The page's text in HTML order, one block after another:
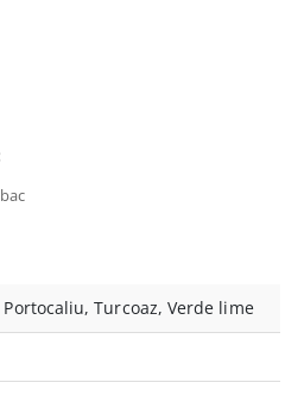
Turcoaz, Verde lime